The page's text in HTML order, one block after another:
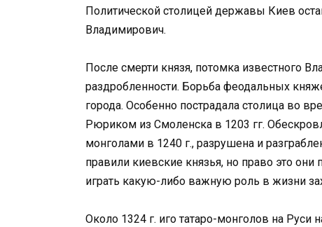
Политической столицей державы Киев
Владимирович.
После смерти князя, потомка известного
раздробленности. Борьба феодальных
города. Особенно пострадала столица во
Рюриком из Смоленска в 1203 гг.
монголами в 1240 г., разрушена и
правили киевские князья, но право это они
играть какую-либо важную роль в жизни
Около 1324 г. иго татаро-монголов на Руси